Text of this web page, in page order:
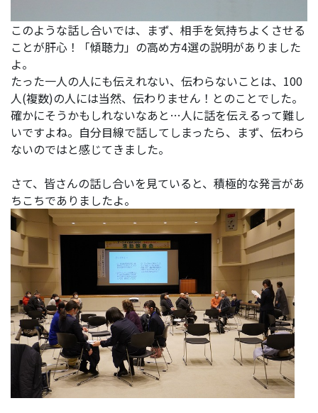
このような話し合いでは、まず、相手を気持ちよくさせる
ことが肝心！「傾聴力」の高め方4選の説明がありました
よ。
たった一人の人にも伝えれない、伝わらないことは、100
人(複数)の人には当然、伝わりません！とのことでした。
確かにそうかもしれないなあと…人に話を伝えるって難し
いですよね。自分目線で話してしまったら、まず、伝わら
ないのではと感じてきました。
さて、皆さんの話し合いを見ていると、積極的な発言があ
ちこちでありましたよ。